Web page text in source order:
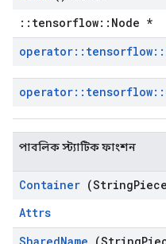
::tensorflow::Node *
operator:: tensorflow::
operator:: tensorflow::
পাবলিক স্ট্যাটিক ফাংশন
Container (String
Attrs